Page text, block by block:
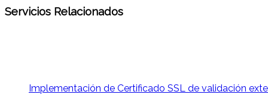
Servicios Relacionados
Implementación de Certificado SSL de validación